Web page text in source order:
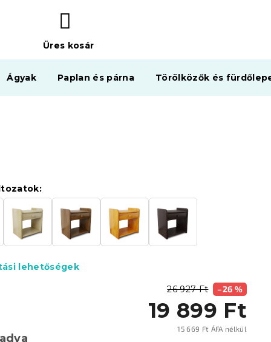
KOSÁR
Üres kosár
Ágyak Paplan és párna Törölközők és
26 927 Ft –26 %
19 899 Ft
15 669 Ft ÁFA nélkül
lehetőségek